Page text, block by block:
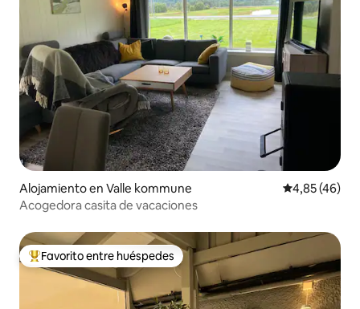
Alojamiento en Valle kommune Calificación
4,85 (46)
Acogedora casita de vacaciones
Favorito entre los huéspedes más destacados
Favorito entre huéspedes